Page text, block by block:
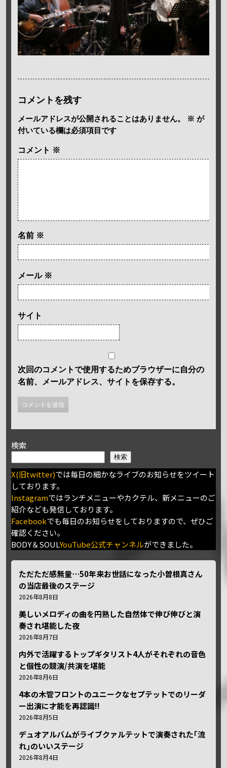
コメントを残す
メールアドレスが公開されることはありません。 ※ が
付いている欄は必須項目です
コメント ※
名前 ※
メール ※
サイト
次回のコメントで使用するためブラウザーに自分の
名前、メールアドレス、サイトを保存する。
検索
検索
X(旧twitter)では毎日の細かなライブのお知らせをツイート
しております。
Instagramではランチメニューやカクテル、新メニューのご
紹介なども発信しております。
Facebookでも毎日のお知らせをしておりますので、ぜひご
確認ください。
BODY＆SOULYouTube公式チャンネルができました。
ただただ感無量⋯50年来お世話になった小曽根真さん
の当店最後のステージ
2026年8月8日
美しいメロディの曲を円熟した自然体で伸び伸びと演
奏され堪能した夜
2026年8月7日
内外で活躍するトップギタリスト4人がそれぞれの音色
と個性の競演/共演を堪能
2026年8月6日
4本の木管フロントのユニークなセプテットでのリーダ
ー出演に才能を再認識!!
2026年8月5日
デュオアルバムがライブクァルテットで演奏された｢流
れ｣のいいステージ
2026年8月4日